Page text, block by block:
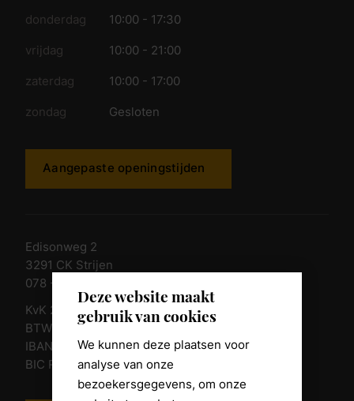
Deze website maakt
gebruik van cookies
We kunnen deze plaatsen voor
analyse van onze
bezoekersgegevens, om onze
donderdag 10:00 - 17:30
vrijdag 10:00 - 21:00
zaterdag 10:00 - 17:00
zondag Gesloten
Aangepaste openingstijden
Edisonweg 2
3291 CK Strijen
078 - 674 84 85
KvK 23011135
BTW nr. NL 805098938.B.01
IBAN NL10 RABO 0361 8039 58
BIC RABONL2U